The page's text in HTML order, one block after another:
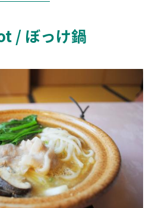
/ ぼっけ鍋